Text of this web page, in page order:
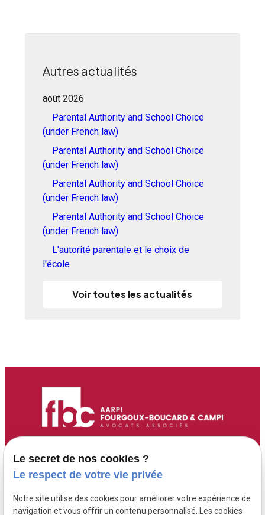
Autres actualités
août 2026
Parental Authority and School Choice
(under French law)
Parental Authority and School Choice
(under French law)
Parental Authority and School Choice
(under French law)
Parental Authority and School Choice
(under French law)
L'autorité parentale et le choix de
l'école
Voir toutes les actualités
Adresse :
6 Route de Didier
FRANCE ( 6 rue de
Contact :
05 96 70 00 13
boucard-campi-
Maître Campi
Le secret de nos cookies ?
Le respect de votre vie privée
Notre site utilise des cookies pour améliorer votre expérience de
navigation et vous offrir un contenu personnalisé. Les cookies